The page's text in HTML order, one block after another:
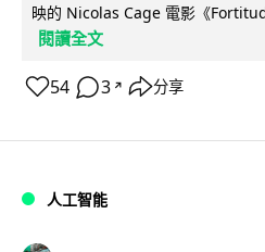
映的 Nicolas Cage 電影《
閱讀全文
54 3 ↗ 分享
人工智能